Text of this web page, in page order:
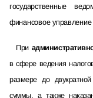
государственные
финансовое
При
в сфере ведения
размере до
суммы, а также